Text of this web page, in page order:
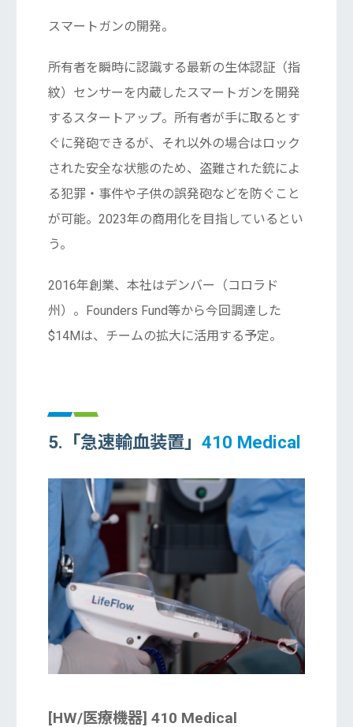
スマートガンの開発。
所有者を瞬時に認識する最新の生体認証（指
紋）センサーを内蔵したスマートガンを開発
するスタートアップ。所有者が手に取るとす
ぐに発砲できるが、それ以外の場合はロック
された安全な状態のため、盗難された銃によ
る犯罪・事件や子供の誤発砲などを防ぐこと
が可能。2023年の商用化を目指しているとい
う。
2016年創業、本社はデンバー（コロラド
州）。Founders Fund等から今回調達した
$14Mは、チームの拡大に活用する予定。
5.「急速輸血装置」 410 Medical
[HW/医療機器] 410 Medical